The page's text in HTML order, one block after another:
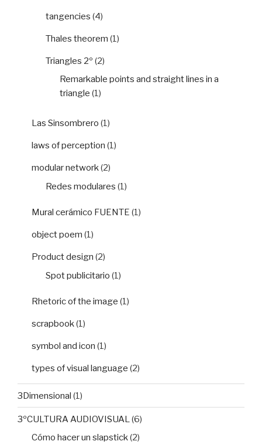
tangencies (4)
Thales theorem (1)
Triangles 2º (2)
Remarkable points and straight lines in a
triangle (1)
Las Sinsombrero (1)
laws of perception (1)
modular network(2)
Redes modulares (1)
Mural cerámico FUENTE (1)
object poem (1)
Product design (2)
Spot publicitario (1)
Rhetoric of the image (1)
scrapbook(1)
symbol and icon (1)
types of visual language (2)
3Dimensional (1)
3ºCULTURA AUDIOVISUAL (6)
Cómo hacer un slapstick(2)